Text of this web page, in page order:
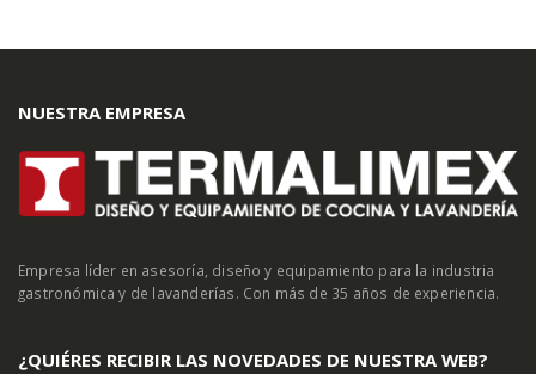
NUESTRA EMPRESA
Empresa líder en asesoría, diseño y equipamiento para la industria
gastronómica y de lavanderías. Con más de 35 años de experiencia.
¿QUIÉRES RECIBIR LAS NOVEDADES DE NUESTRA WEB?